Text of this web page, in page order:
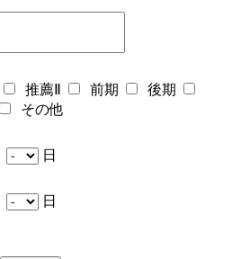
推薦Ⅱ 前期
後期
その他
日
日